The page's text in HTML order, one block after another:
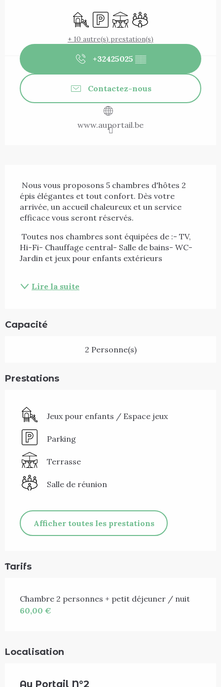
Jeux pour enfants / Espace jeux
ParkingTerrasseSalle de réunion
+ 10 autre(s) prestation(s)
+32425025 ▒▒
Contactez-nous
www.auportail.be
épis élégantes et tout confort. Dès votre
arrivée, un accueil chaleureux et un service
efficace vous seront réservés.
Hi-Fi- Chauffage central- Salle de bains- WC-
Jardin et jeux pour enfants extérieurs
Lire la suite
Capacité
2 Personne(s)
Prestations
Jeux pour enfants / Espace jeux
Parking
Terrasse
Salle de réunion
Afficher toutes les prestations
Tarifs
Chambre 2 personnes + petit déjeuner / nuit
60,00 €
Localisation
Au Portail N°2